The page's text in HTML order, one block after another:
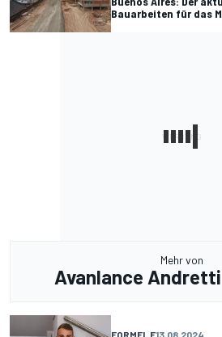
Bauarbeiten für das
Mehr von
Avanlance Andretti
FORMEL E13.08.2024